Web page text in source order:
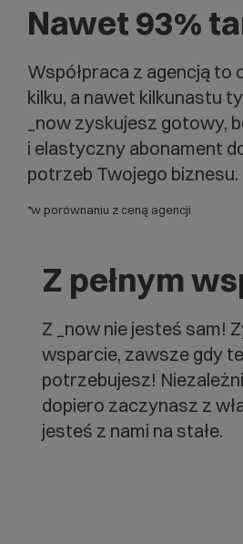
Nawet 93%
Współpraca z agencją to
kilku, a nawet kilkunastu
_now zyskujesz gotowy,
i elastyczny abonament
potrzeb Twojego biznesu.
*w porównaniu z ceną agencji
Z pełnym
Z _now nie jesteś sam!
wsparcie, zawsze gdy
potrzebujesz!
dopiero zaczynasz z
jesteś z nami na stałe.